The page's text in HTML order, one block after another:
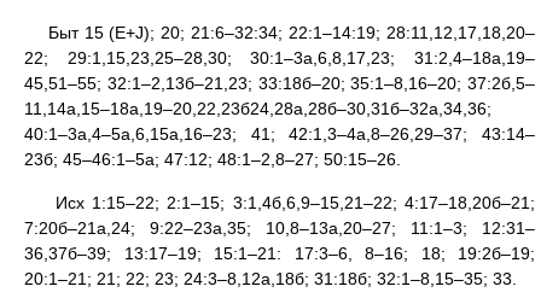
Быт 15 (E+J); 20; 21:6–32:34; 22:1–14:19; 28:11,12,17,18,20–
22; 29:1,15,23,25–28,30; 30:1–3a,6,8,17,23; 31:2,4–18a,19–
45,51–55; 32:1–2,13б–21,23; 33:18б–20; 35:1–8,16–20; 37:2б,5–
11,14a,15–18a,19–20,22,23б24,28a,28б–30,31б–32a,34,36;
40:1–3a,4–5a,6,15a,16–23; 41; 42:1,3–4a,8–26,29–37; 43:14–
23б; 45–46:1–5a; 47:12; 48:1–2,8–27; 50:15–26.
Исх 1:15–22; 2:1–15; 3:1,4б,6,9–15,21–22; 4:17–18,20б–21;
7:20б–21a,24; 9:22–23a,35; 10,8–13a,20–27; 11:1–3; 12:31–
36,37б–39; 13:17–19; 15:1–21: 17:3–6, 8–16; 18; 19:2б–19;
20:1–21; 21; 22; 23; 24:3–8,12a,18б; 31:18б; 32:1–8,15–35; 33.